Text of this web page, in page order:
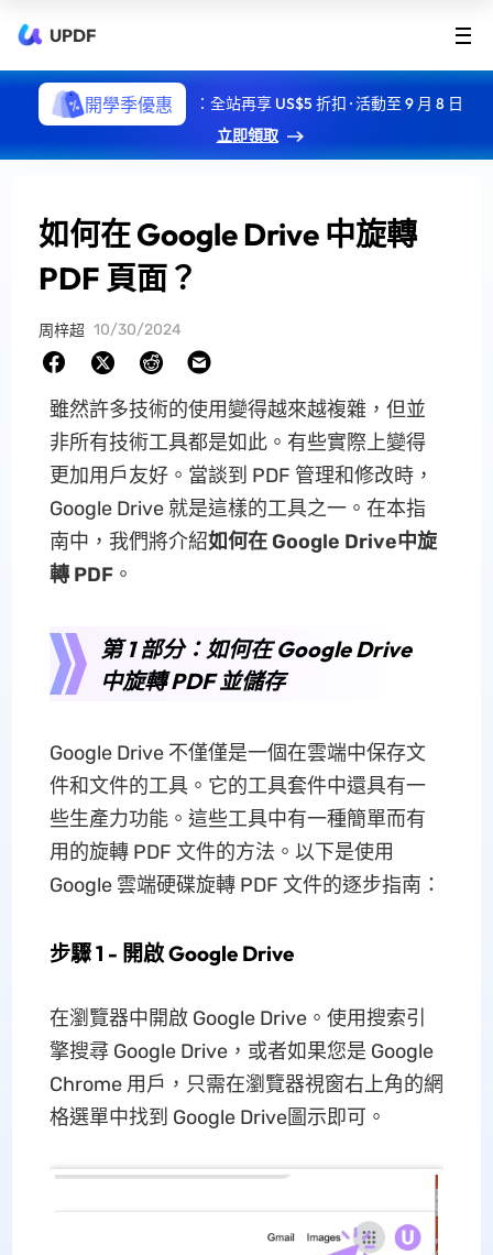
UPDF
開學季優惠
：全站再享 US$5 折扣 · 活動至 9 月 8 日
立即領取
如何在 Google Drive 中旋轉
PDF 頁面？
周梓超 10/30/2024
雖然許多技術的使用變得越來越複雜，但並
非所有技術工具都是如此。有些實際上變得
更加用戶友好。當談到 PDF 管理和修改時，
Google Drive 就是這樣的工具之一。在本指
南中，我們將介紹如何在 Google Drive中旋
轉 PDF。
第 1 部分：如何在 Google Drive
中旋轉 PDF 並儲存
Google Drive 不僅僅是一個在雲端中保存文
件和文件的工具。它的工具套件中還具有一
些生產力功能。這些工具中有一種簡單而有
用的旋轉 PDF 文件的方法。以下是使用
Google 雲端硬碟旋轉 PDF 文件的逐步指南：
步驟 1 - 開啟 Google Drive
在瀏覽器中開啟 Google Drive。使用搜索引
擎搜尋 Google Drive，或者如果您是 Google
Chrome 用戶，只需在瀏覽器視窗右上角的網
格選單中找到 Google Drive圖示即可。